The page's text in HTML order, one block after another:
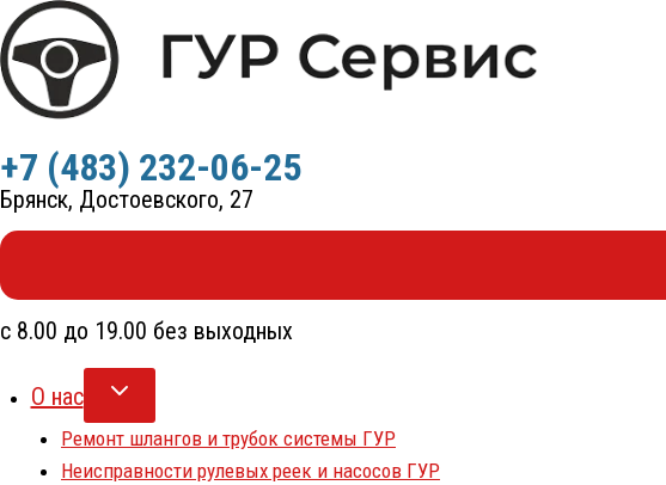
Перейти
к
содержимому
+7 (483) 232-06-25
Брянск, Достоевского, 27
с 8.00 до 19.00 без выходных
О нас
Ремонт шлангов и трубок системы ГУР
Неисправности рулевых реек и насосов ГУР